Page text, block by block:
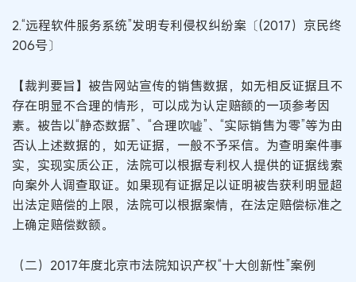
2.“远程软件服务系统”发明专利侵权纠纷案〔(2017）京民终
206号〕
【裁判要旨】被告网站宣传的销售数据，如无相反证据且不
存在明显不合理的情形，可以成为认定赔额的一项参考因
素。被告以“静态数据”、“合理吹嘘”、“实际销售为零”等为由
否认上述数据的，如无证据，一般不予采信。为查明案件事
实，实现实质公正，法院可以根据专利权人提供的证据线索
向案外人调查取证。如果现有证据足以证明被告获利明显超
出法定赔偿的上限，法院可以根据案情，在法定赔偿标准之
上确定赔偿数额。
（二）2017年度北京市法院知识产权“十大创新性”案例